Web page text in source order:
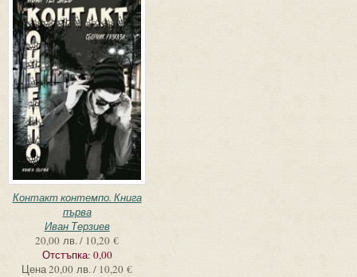
Контакт контемпо. Книга
първа
Иван Терзиев
20,00 лв. / 10,20 €
Отстъпка: 0,00
Цена20,00 лв. / 10,20 €